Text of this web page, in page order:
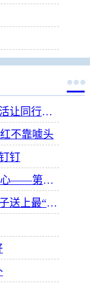

火锅外卖“反套路”出圈！拒绝科技狠活让同行颤抖
不靠噱头
钉
指尖上的千年面艺，传承中的时代匠心——第八届“安琪酵母杯”中华发酵面食大赛武汉赛区开赛
许府牛：用一串“一把过”，为高考学子送上最“牛”祝福